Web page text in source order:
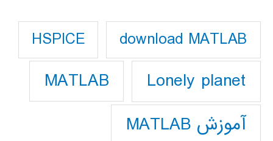
download MATLAB
HSPICE
Lonely planet
MATLAB
آموزش MATLAB